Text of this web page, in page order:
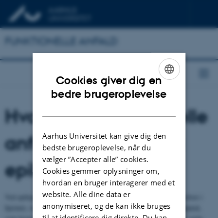
FUNKTIONELLE ANFALD
Hvordan er funktionelle
anfald forskellige fra
epilepsi?
Ved epilepsi får man anfald, fordi der kommer elektriske forstyrrelser i
hjernen, som oftest kan ses på et såkaldt EEG. EEG er et måleapparat,
ENGLISH
Cookies giver dig en
bedre brugeroplevelse
Aarhus Universitet kan give dig den
bedste brugeroplevelse, når du
vælger ”Accepter alle” cookies.
Cookies gemmer oplysninger om,
hvordan en bruger interagerer med et
website. Alle dine data er
anonymiseret, og de kan ikke bruges